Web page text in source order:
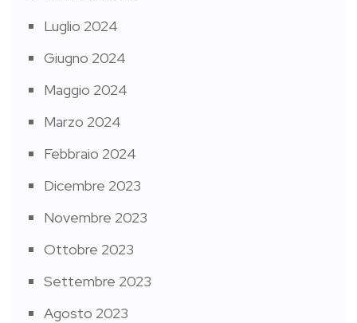
Luglio 2024
Giugno 2024
Maggio 2024
Marzo 2024
Febbraio 2024
Dicembre 2023
Novembre 2023
Ottobre 2023
Settembre 2023
Agosto 2023